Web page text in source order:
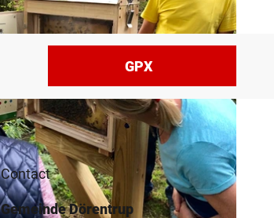
GPX
Contact
Gemeinde Dörentrup